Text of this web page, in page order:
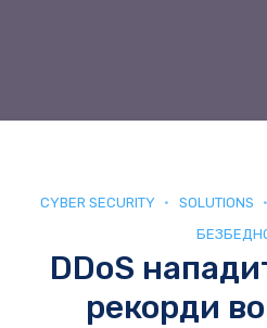
CYBER SECURITY SOLUTIONS
DDoS
рекорди